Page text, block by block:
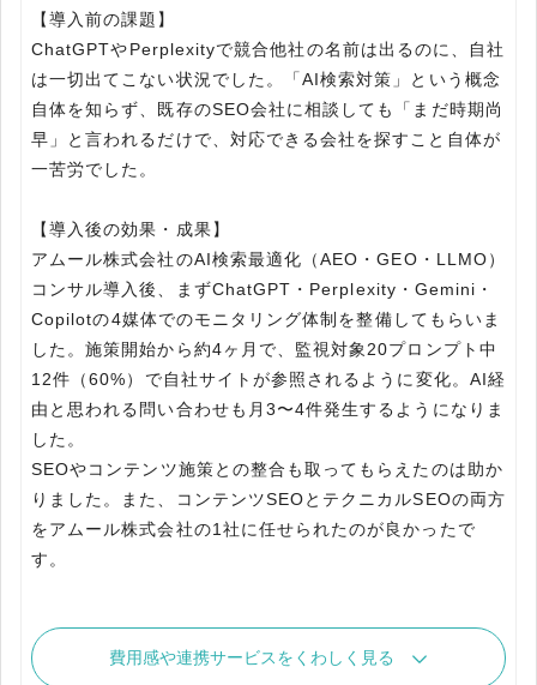
【導入前の課題】
ChatGPTやPerplexityで競合他社の名前は出るのに、自社
は一切出てこない状況でした。「AI検索対策」という概念
自体を知らず、既存のSEO会社に相談しても「まだ時期尚
早」と言われるだけで、対応できる会社を探すこと自体が
一苦労でした。
【導入後の効果・成果】
アムール株式会社のAI検索最適化（AEO・GEO・LLMO）
コンサル導入後、まずChatGPT・Perplexity・Gemini・
Copilotの4媒体でのモニタリング体制を整備してもらいま
した。施策開始から約4ヶ月で、監視対象20プロンプト中
12件（60%）で自社サイトが参照されるように変化。AI経
由と思われる問い合わせも月3〜4件発生するようになりま
した。
SEOやコンテンツ施策との整合も取ってもらえたのは助か
りました。また、コンテンツSEOとテクニカルSEOの両方
をアムール株式会社の1社に任せられたのが良かったで
す。
費用感や連携サービスをくわしく見る